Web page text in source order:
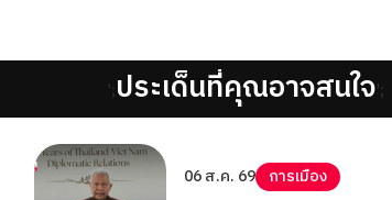
';ประเด็นที่คุณอาจสนใจ';
06 ส.ค. 69 การเมือง